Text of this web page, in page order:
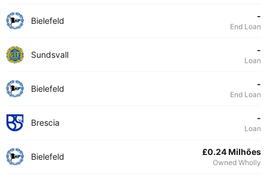
Bielefeld -
End Loan
Sundsvall -
Loan
Bielefeld -
End Loan
Brescia -
Loan
Bielefeld £0.24 Milhões
Owned Wholly